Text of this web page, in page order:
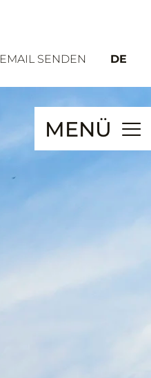
EMAIL SENDEN DE
MENÜ